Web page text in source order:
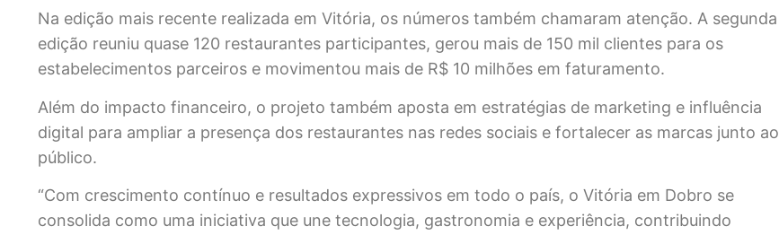
Na edição mais recente realizada em Vitória, os números também chamaram atenção. A segunda
edição reuniu quase 120 restaurantes participantes, gerou mais de 150 mil clientes para os
estabelecimentos parceiros e movimentou mais de R$ 10 milhões em faturamento.
Além do impacto financeiro, o projeto também aposta em estratégias de marketing e influência
digital para ampliar a presença dos restaurantes nas redes sociais e fortalecer as marcas junto ao
público.
“Com crescimento contínuo e resultados expressivos em todo o país, o Vitória em Dobro se
consolida como uma iniciativa que une tecnologia, gastronomia e experiência, contribuindo